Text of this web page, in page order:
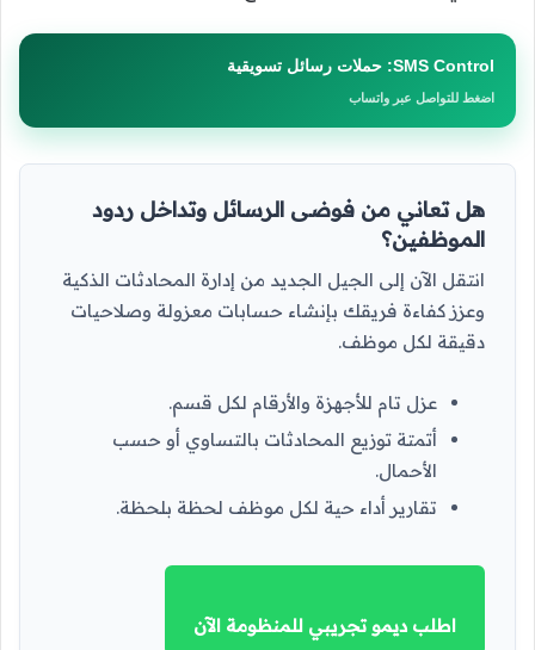
SMS Control: حملات رسائل تسويقية
اضغط للتواصل عبر واتساب
هل تعاني من فوضى الرسائل وتداخل ردود
الموظفين؟
انتقل الآن إلى الجيل الجديد من إدارة المحادثات الذكية
وعزز كفاءة فريقك بإنشاء حسابات معزولة وصلاحيات
دقيقة لكل موظف.
عزل تام للأجهزة والأرقام لكل قسم.
أتمتة توزيع المحادثات بالتساوي أو حسب
الأحمال.
تقارير أداء حية لكل موظف لحظة بلحظة.
اطلب ديمو تجريبي للمنظومة الآن